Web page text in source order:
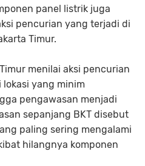
panel listrik juga
pencurian yang terjadi di
Timur.
menilai aksi pencurian
yang minim
pengawasan menjadi
sepanjang BKT disebut
paling sering mengalami
hilangnya komponen